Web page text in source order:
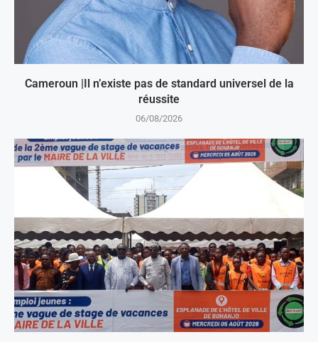
Cameroun |Il n’existe pas de standard universel de la
réussite
06/08/2026